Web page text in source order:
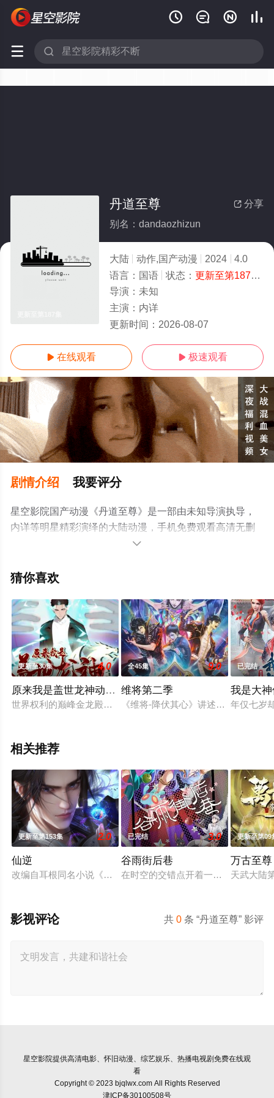
   
 
 分享
丹道至尊
别名：dandaozhizun
大陆 动作,国产动漫 2024
4.0
语言： 国语 状态： 更新至第187集
导演： 未知
主演： 内详
更新时间： 2026-08-07
 在线观看  极速观看
剧情介绍 我要评分
星空影院国产动漫《丹道至尊》是一部由未知导演执导，
内详等明星精彩演绎的大陆动漫，手机免费观看高清无删
减完整版动漫全集就上星空影视，更多相关信息可移步至

猜你喜欢
更新至30集 4.0
原来我是盖世龙神动态漫画
世界权利的巅峰金龙殿殿主易鸣，厌倦站在顶峰的生活，隐藏身
全45集 9.0
维将第二季
《维将-降伏其心》讲述了传说维将
已完结
我是大
年仅七岁
相关推荐
更新至第153集 2.0
仙逆
改编自耳根同名小说《仙逆》，讲述了乡村平凡少年王林以心中
已完结 3.0
谷雨街后巷
在时空的交错点开着一间酒馆——谷
更新至第09
万古至
天武大陆
共0 条 “丹道至尊” 影评
影视评论
星空影院提供高清电影、怀旧动漫、综艺娱乐、热播电视剧免费在线观
看
Copyright © 2023 bjqlwx.com All Rights Reserved
津ICP备30100508号